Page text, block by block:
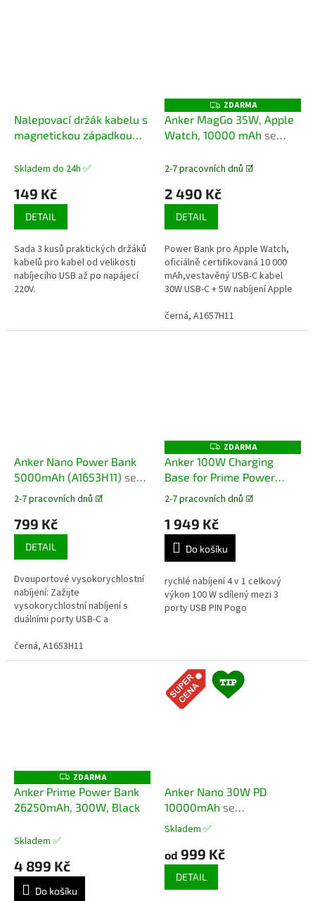
Nalepovací držák kabelu s
magnetickou západkou
Skladem do 24h ✅
149 Kč
DETAIL
Sada 3 kusů praktických držáků
kabelů pro kabel od velikosti
nabíjecího USB až po napájecí
220V.
Z
D
A
R
ZDARMA
Anker MagGo 35W, Apple
Watch, 10000 mAh se
kabelem a nabíjením pro
2-7 pracovních dnů ☑️
2 490 Kč
DETAIL
Power Bank pro Apple Watch,
oficiálně certifikovaná 10 000
mAh,vestavěný USB-C kabel
30W USB-C + 5W nabíjení Apple
95 × 51 × 32,4 mm, 245 g
černá, A1657H11
Anker Nano Power Bank
5000mAh (A1653H11) se
zabudovaným USB-C
konektorem
Průměrné
produktu
5
hvězdiček.
2-7 pracovních dnů ☑️
799 Kč
DETAIL
Dvouportové vysokorychlostní
nabíjení: Zažijte
vysokorychlostní nabíjení s
duálními porty USB-C a
3.0, která poskytuje výkon 22,5
W. Skládací...
černá, A1653H11
Z
D
A
R
A
ZDARMA
Anker 100W Charging
Base for Prime Power
Bank, A1902311 nabíjecí
základna s optimálním
nabíjecím výkonem pro
modely Anker Prime
Power Bank
Průměrné
produktu
5,0
5
hvězdiček.
2-7 pracovních dnů ☑️
1 949 Kč
Do košíku
rychlé nabíjení 4 v 1 celkový
výkon 100 W sdílený mezi 3
porty USB PIN Pogo
Z
D
A
R
M
ZDARMA
Anker Prime Power Bank
26250mAh, 300W, Black
Skladem ✅
4 899 Kč
Do košíku
Anker Nano 30W PD
10000mAh se
zabudovaným USB-C
Průměrné
produktu
Skladem ✅
od 999 Kč
DETAIL